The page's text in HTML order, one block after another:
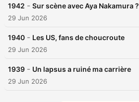
1942 - Sur scène avec Aya Nakamura ?
29 Jun 2026
1940 - Les US, fans de choucroute
29 Jun 2026
1939 - Un lapsus a ruiné ma carrière
29 Jun 2026